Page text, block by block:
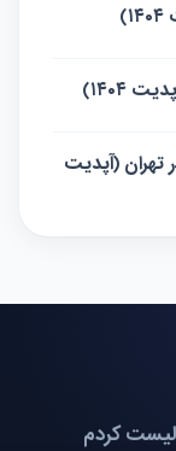
تهران (آپدیت
کردم